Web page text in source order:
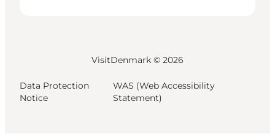
VisitDenmark © 2026
Data Protection
Notice
WAS (Web Accessibility
Statement)